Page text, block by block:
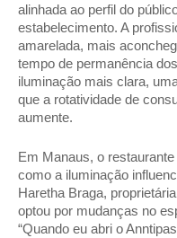
alinhada ao perfil do
estabelecimento. A
amarelada, mais
tempo de permanência dos
iluminação mais clara,
que a rotatividade de
aumente.
Em Manaus, o
como a iluminação
Haretha Braga,
optou por mudanças no
“Quando eu abri o